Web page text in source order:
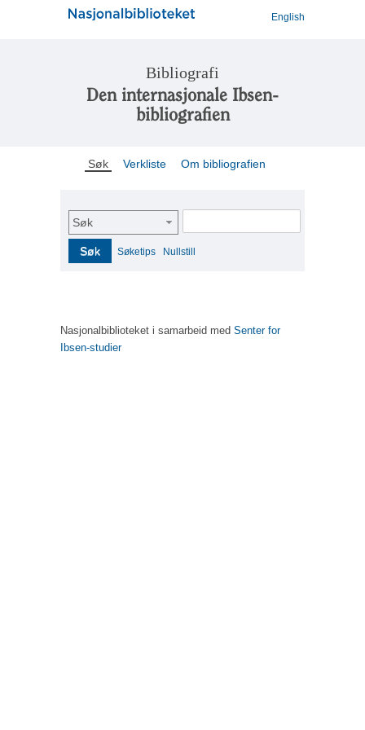
English
Bibliografi
Den internasjonale Ibsen-
bibliografien
Søk Verkliste Om bibliografien
Søk
Søk Søketips Nullstill
Nasjonalbiblioteket i samarbeid med Senter for
Ibsen-studier